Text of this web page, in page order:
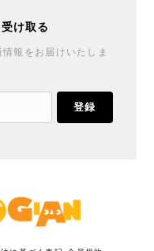
け取る
報をお届けいたしま
登録